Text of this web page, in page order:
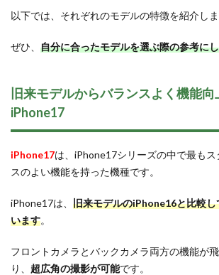
以下では、それぞれのモデルの特徴を紹介しま
ぜひ、 自分に合ったモデルを選ぶ際の参考に
旧来モデルからバランスよく機能向
iPhone17
iPhone17は、iPhone17シリーズの中で最も
スのよい機能を持った機種です。
iPhone17は、 旧来モデルのiPhone16と比較
います。
フロントカメラとバックカメラ両方の機能が
り、 超広角の撮影が可能です。